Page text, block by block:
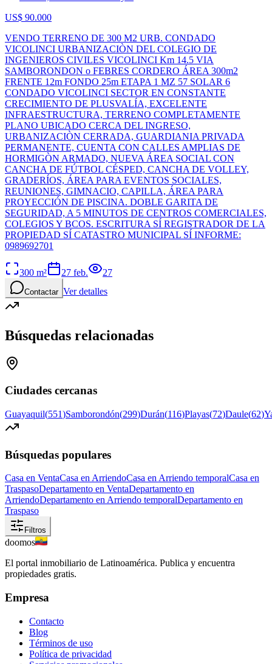
US$ 90.000
VENDO TERRENO DE 300 M2 URB. CONDADO
VICOLINCI URBANIZACIÒN DEL COLEGIO DE
INGENIEROS CIVILES VICOLINCI Km 14.5 VIA
SAMBORONDON o FEBRES CORDERO ÁREA 300m2
FRENTE 12m FONDO 25m ETAPA 1 MZ 57 SOLAR 6
CONDADO VICOLINCI SECTOR EN CONSTANTE
CRECIMIENTO DE PLUSVALÍA, EXCELENTE
INFRAESTRUCTURA, TERRENO COMPLETAMENTE
PLANO UBICADO CERCA DEL INGRESO,
URBANIZACIÒN CERRADA, GUARDIANIA PRIVADA
PERMANENTE, CUENTA CON CALLES AMPLIAS DE
HORMIGÒN ARMADO, NUEVA ÁREA SOCIAL CON
CANCHA DE FÚTBOL CÉSPED, CANCHA DE VOLLEY,
GRADERÍOS, ÁREA PARA EVENTOS SOCIALES,
REUNIONES, GIMNACIO, CAPILLA, ÁREA PARA
PROYECCIÓN DE PISCINA. DOBLE GARITA DE
SEGURIDAD, A 5 MINUTOS DE CENTROS COMERCIALES,
COLEGIOS Y BCOS. ESCRITURA SÍ REGISTRADOR DE LA
PROPIEDAD SÍ CATASTRO MUNICIPAL SÍ INFORME:
0989692701
300 m² 27 feb. 27
Contactar Ver detalles
Búsquedas relacionadas
Ciudades cercanas
Guayaquil(551)Samborondón(299)Durán(116)Playas(72)Daule(62)
Búsquedas populares
Casa en VentaCasa en ArriendoCasa en Arriendo temporalCasa en
TraspasoDepartamento en VentaDepartamento en
ArriendoDepartamento en Arriendo temporalDepartamento en
Traspaso
Filtros
doomos
El portal inmobiliario de Latinoamérica. Publica y encuentra
propiedades gratis.
Empresa
Contacto
Blog
Términos de uso
Política de privacidad